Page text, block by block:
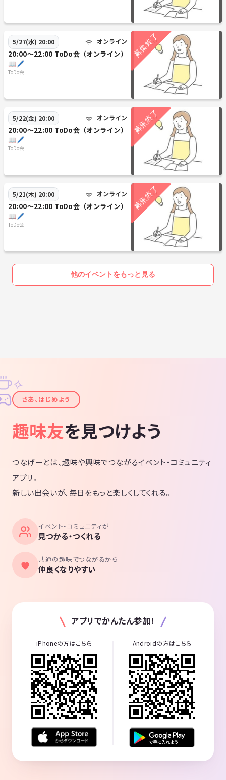
5/27(水) 20:00 オンライン
20:00〜22:00 ToDo会（オンライン）
📖🖊
ToDo会
5/22(金) 20:00 オンライン
20:00〜22:00 ToDo会（オンライン）
📖🖊
ToDo会
5/21(木) 20:00 オンライン
20:00〜22:00 ToDo会（オンライン）
📖🖊
ToDo会
他のイベントをもっと見る
✦
✧
さあ、はじめよう
趣味友を見つけよう
つなげーとは、趣味や興味でつながるイベント・コミュニティ
アプリ。
新しい出会いが、毎日をもっと楽しくしてくれる。
イベント・コミュニティが
見つかる・つくれる
共通の趣味でつながるから
仲良くなりやすい
アプリでかんたん参加！
iPhoneの方はこちら Androidの方はこちら